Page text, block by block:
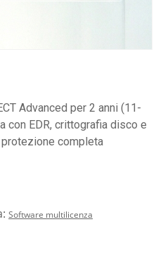
Advanced per 2 anni (11-
con EDR, crittografia disco e
completa
Software multilicenza